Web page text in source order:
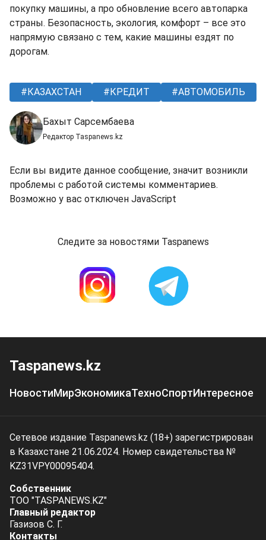
покупку машины, а про обновление всего автопарка
страны. Безопасность, экология, комфорт – все это
напрямую связано с тем, какие машины ездят по
дорогам.
КАЗАХСТАН КРЕДИТ АВТОМОБИЛЬ
Бахыт Сарсембаева
Редактор Taspanews.kz
Если вы видите данное сообщение, значит возникли
проблемы с работой системы комментариев.
Возможно у вас отключен JavaScript
Следите за новостями Taspanews
Taspanews.kz
НовостиМирЭкономикаТехноСпортИнтересное
Сетевое издание Taspanews.kz (18+) зарегистрирован
в Казахстане 21.06.2024. Номер свидетельства №
KZ31VPY00095404.
Собственник
ТОО "TASPANEWS.KZ"
Главный редактор
Газизов С. Г.
Контакты